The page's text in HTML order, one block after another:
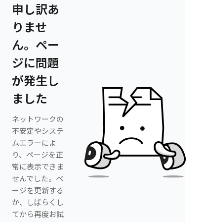
申し訳あ
りませ
ん。ペー
ジに問題
が発生し
ました
ネットワークの
不安定やシステ
ムエラーによ
り、ページを正
常に表示できま
せんでした。ペ
ージを更新する
か、しばらくし
てから再度お試